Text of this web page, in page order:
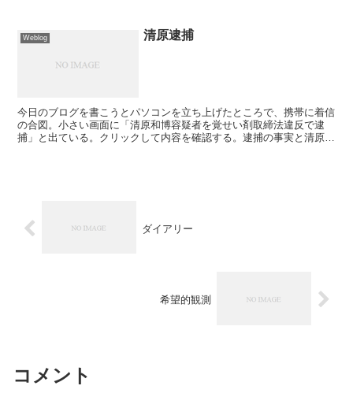
Weblog 清原逮捕
今日のブログを書こうとパソコンを立ち上げたところで、携帯に着信
の合図。小さい画面に「清原和博容疑者を覚せい剤取締法違反で逮
捕」と出ている。クリックして内容を確認する。逮捕の事実と清原の
ダイアリー
希望的観測
コメント